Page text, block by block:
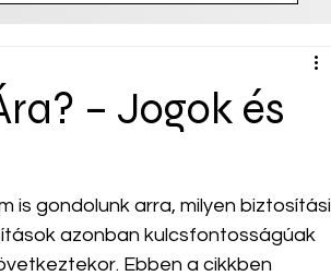
– Jogok és
is gondolunk arra, milyen biztosítási
azonban kulcsfontosságúak
Ebben a cikkben